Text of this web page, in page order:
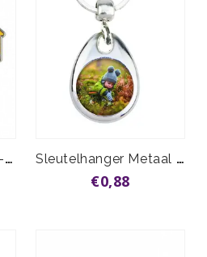
Sleutelhanger Huis 2- zijden vanaf Sleutelhanger Metaal Druppel
€0,88